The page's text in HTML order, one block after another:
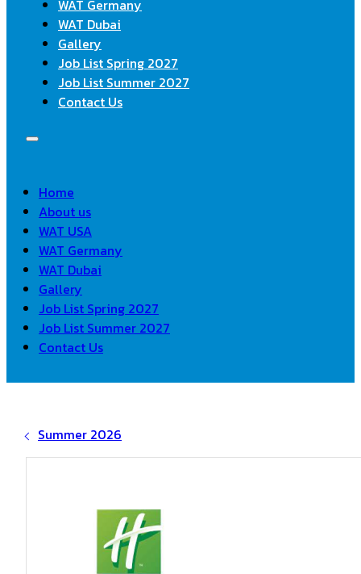
WAT Germany
WAT Dubai
Gallery
Job List Spring 2027
Job List Summer 2027
Contact Us
Home
About us
WAT USA
WAT Germany
WAT Dubai
Gallery
Job List Spring 2027
Job List Summer 2027
Contact Us
Summer 2026